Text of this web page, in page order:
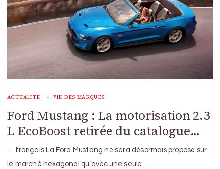
ACTUALITÉ VIE DES MARQUES
Ford Mustang : La motorisation 2.3
L EcoBoost retirée du catalogue…
… français.La Ford Mustang ne sera désormais proposé sur
le marché hexagonal qu’avec une seule …